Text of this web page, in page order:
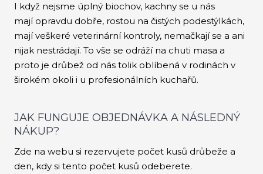
I když nejsme úplný biochov, kachny se u nás
mají opravdu dobře, rostou na čistých podestýlkách,
mají veškeré veterinární kontroly, nemačkají se a ani
nijak nestrádají. To vše se odráží na chuti masa a
proto je drůbež od nás tolik oblíbená v rodinách v
širokém okoli i u profesionálních kuchařů.
JAK FUNGUJE OBJEDNÁVKA A NÁSLEDNÝ
NÁKUP?
Zde na webu si rezervujete počet kusů drůbeže a
den, kdy si tento počet kusů odeberete.